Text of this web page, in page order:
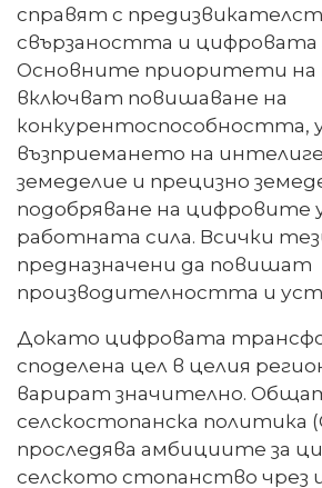
справят с
свързаността и
Основните приоритети на
включват повишаване на
конкурентоспособността,
възприемането на
земеделие и прецизно
подобряване на цифровите
работната сила. Всички
предназначени да повишат
производителността и
Докато цифровата
споделена цел в целия
варират значително.
селскостопанска политика
проследява амбициите за
селското стопанство чрез